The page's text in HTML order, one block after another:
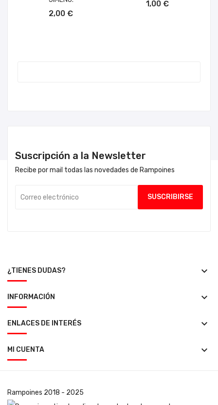
2,00 €
1,00 €
Suscripción a la Newsletter
Recibe por mail todas las novedades de Rampoines
¿TIENES DUDAS? keyboard_arrow_down
INFORMACIÓN keyboard_arrow_down
ENLACES DE INTERÉS keyboard_arrow_down
MI CUENTA keyboard_arrow_down
Rampoines 2018 - 2025